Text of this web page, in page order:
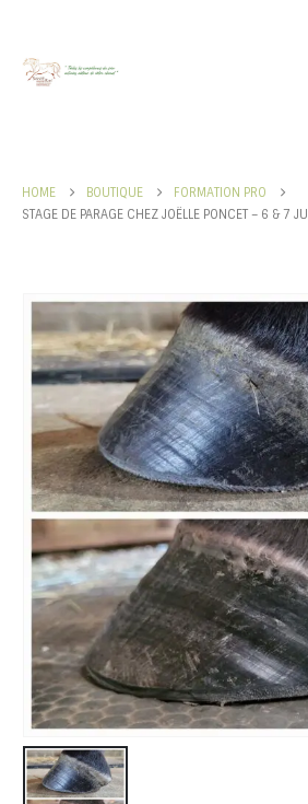
HOME BOUTIQUE
FORMATION PRO
STAGE DE PARAGE CHEZ JOËLLE PONCET – 6 & 7